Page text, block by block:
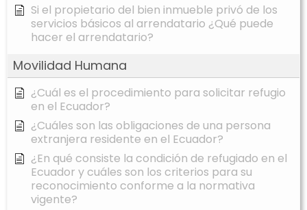
Si el propietario del bien inmueble privó de los
servicios básicos al arrendatario ¿Qué puede
hacer el arrendatario?
Movilidad Humana
¿Cuál es el procedimiento para solicitar refugio
en el Ecuador?
¿Cuáles son las obligaciones de una persona
extranjera residente en el Ecuador?
¿En qué consiste la condición de refugiado en el
Ecuador y cuáles son los criterios para su
reconocimiento conforme a la normativa
vigente?